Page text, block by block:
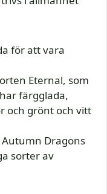
för att vara
Eternal, som
färgglada,
och grönt och vitt
Autumn Dragons
sorter av